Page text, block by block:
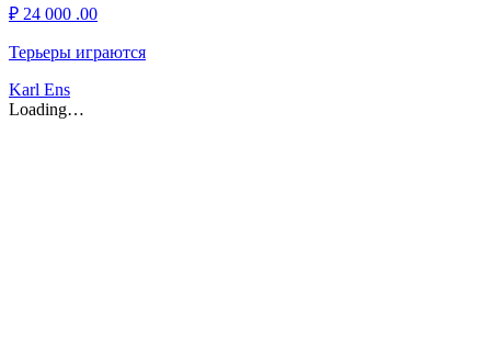
₽ 24 000 .00
Терьеры играются
Karl Ens
Loading…